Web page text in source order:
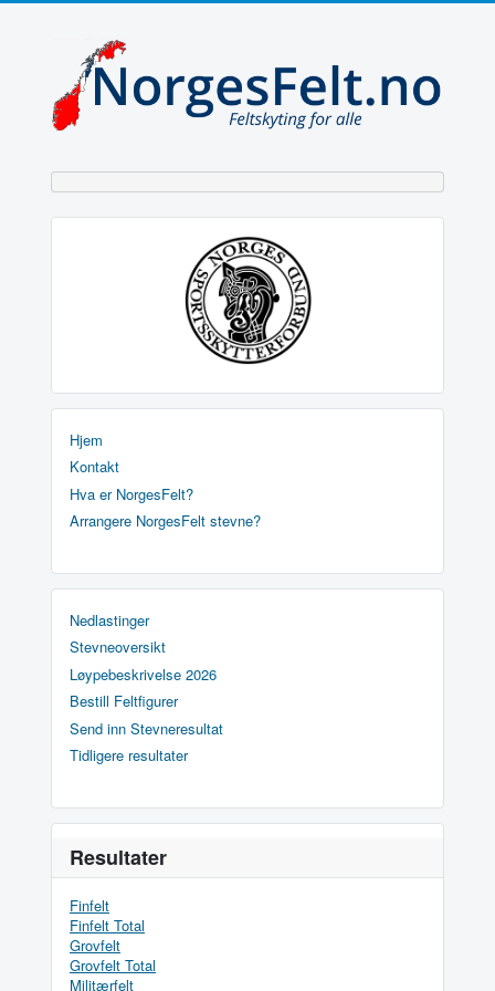
Hjem
Kontakt
Hva er NorgesFelt?
Arrangere NorgesFelt stevne?
Nedlastinger
Stevneoversikt
Løypebeskrivelse 2026
Bestill Feltfigurer
Send inn Stevneresultat
Tidligere resultater
Resultater
Finfelt
Finfelt Total
Grovfelt
Grovfelt Total
Militærfelt